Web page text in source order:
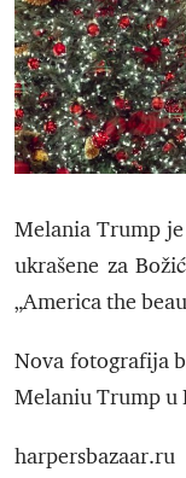
Melania Trump
ukrašene za
„America the
Nova fotografija
Melaniu Trump u
harpersbazaar.ru